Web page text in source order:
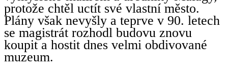
protože chtěl uctít své vlastní město.
Plány však nevyšly a teprve v 90. letech
se magistrát rozhodl budovu znovu
koupit a hostit dnes velmi obdivované
muzeum.